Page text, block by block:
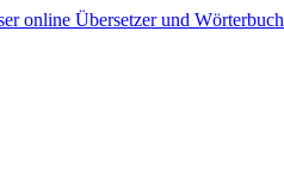
online Übersetzer und Wörterbuch